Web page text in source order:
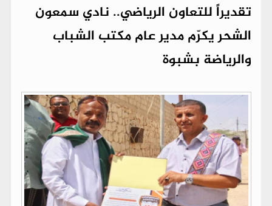
تقديراً للتعاون الرياضي.. نادي سمعون
الشحر يكرّم مدير عام مكتب الشباب
والرياضة بشبوة